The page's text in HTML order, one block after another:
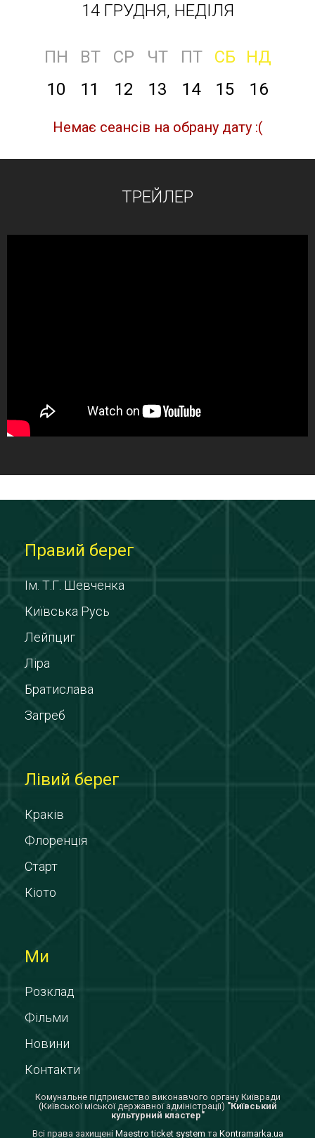
14 ГРУДНЯ, НЕДІЛЯ
ПН ВТ СР ЧТ ПТ СБ
НД
10
11 12 13 14 15 16
Немає сеансів на обрану дату :(
ТРЕЙЛЕР
Правий берег
Ім. Т.Г. Шевченка
Київська Русь
Лейпциг
Ліра
Братислава
Загреб
Лівий берег
Краків
Флоренція
Старт
Кіото
Ми
Розклад
Фільми
Новини
Контакти
Комунальне підприємство виконавчого органу Київради
(Київської міської державної адміністрації) "Київський
культурний кластер"
Всi права захищенi Maestro ticket system та Kontramarka.ua